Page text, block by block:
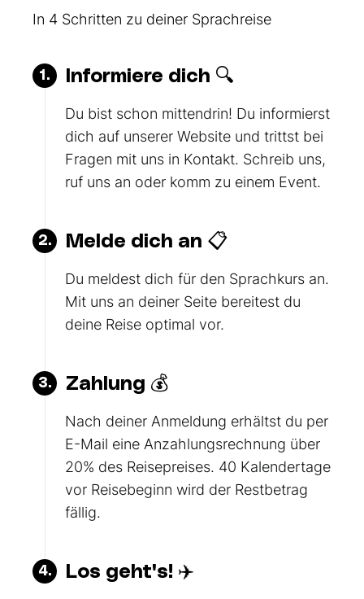
In 4 Schritten zu deiner Sprachreise
1. Informiere dich 🔍
Du bist schon mittendrin! Du informierst
dich auf unserer Website und trittst bei
Fragen mit uns in Kontakt. Schreib uns,
ruf uns an oder komm zu einem Event.
2. Melde dich an 📋
Du meldest dich für den Sprachkurs an.
Mit uns an deiner Seite bereitest du
deine Reise optimal vor.
3. Zahlung 💰
Nach deiner Anmeldung erhältst du per
E-Mail eine Anzahlungsrechnung über
20% des Reisepreises. 40 Kalendertage
vor Reisebeginn wird der Restbetrag
fällig.
4. Los geht's! ✈️